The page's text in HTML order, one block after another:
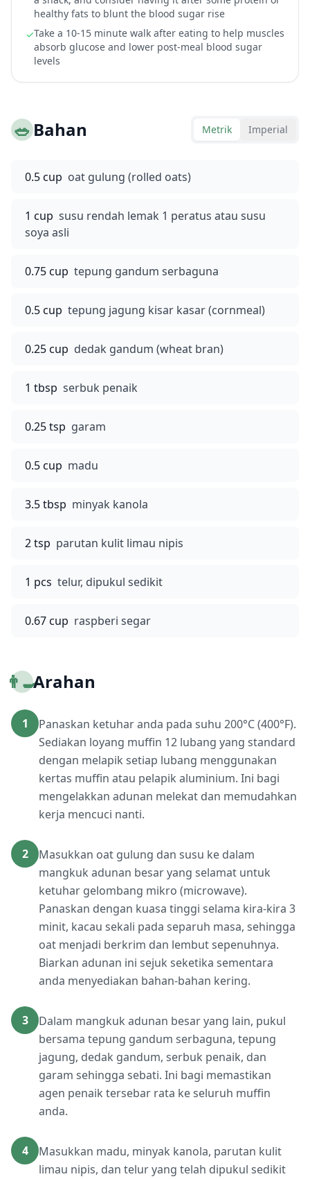
healthy fats to blunt the blood sugar rise
✓Take a 10-15 minute walk after eating to help muscles
absorb glucose and lower post-meal blood sugar
levels
🥗Bahan Metrik Imperial
0.5 cup oat gulung (rolled oats)
1 cup susu rendah lemak 1 peratus atau susu
soya asli
0.75 cup tepung gandum serbaguna
0.5 cup tepung jagung kisar kasar (cornmeal)
0.25 cup dedak gandum (wheat bran)
1 tbsp serbuk penaik
0.25 tsp garam
0.5 cup madu
3.5 tbsp minyak kanola
2 tsp parutan kulit limau nipis
1 pcs telur, dipukul sedikit
0.67 cup raspberi segar
👨‍🍳Arahan
1
Panaskan ketuhar anda pada suhu 200°C (400°F).
Sediakan loyang muffin 12 lubang yang standard
dengan melapik setiap lubang menggunakan
kertas muffin atau pelapik aluminium. Ini bagi
mengelakkan adunan melekat dan memudahkan
kerja mencuci nanti.
2
Masukkan oat gulung dan susu ke dalam
mangkuk adunan besar yang selamat untuk
ketuhar gelombang mikro (microwave).
Panaskan dengan kuasa tinggi selama kira-kira 3
minit, kacau sekali pada separuh masa, sehingga
oat menjadi berkrim dan lembut sepenuhnya.
Biarkan adunan ini sejuk seketika sementara
anda menyediakan bahan-bahan kering.
3
Dalam mangkuk adunan besar yang lain, pukul
bersama tepung gandum serbaguna, tepung
jagung, dedak gandum, serbuk penaik, dan
garam sehingga sebati. Ini bagi memastikan
agen penaik tersebar rata ke seluruh muffin
anda.
4
Masukkan madu, minyak kanola, parutan kulit
limau nipis, dan telur yang telah dipukul sedikit